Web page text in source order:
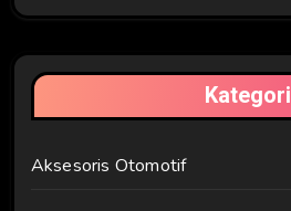
Kategori
Aksesoris Otomotif